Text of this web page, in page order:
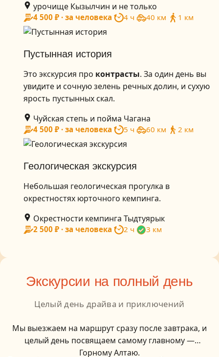
урочище Кызылчин и не только
4 500 ₽ · за человека 4 ч 40 км 1 км
Пустынная история
Это экскурсия про контрасты. За один день вы
увидите и сочную зелень речных долин, и сухую
ярость пустынных скал.
Чуйская степь и пойма Чагана
4 500 ₽ · за человека 5 ч 60 км 2 км
Геологическая экскурсия
Небольшая геологическая прогулка в
окрестностях юрточного кемпинга.
Окрестности кемпинга Тыдтуярык
2 500 ₽ · за человека 2 ч 3 км
Экскурсии на полный день
Целый день драйва и приключений
Мы выезжаем на маршрут сразу после завтрака, и
целый день посвящаем самому главному —
Горному Алтаю.